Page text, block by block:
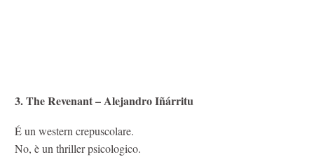
3. The Revenant – Alejandro Iñárritu
É un western crepuscolare.
No, è un thriller psicologico.